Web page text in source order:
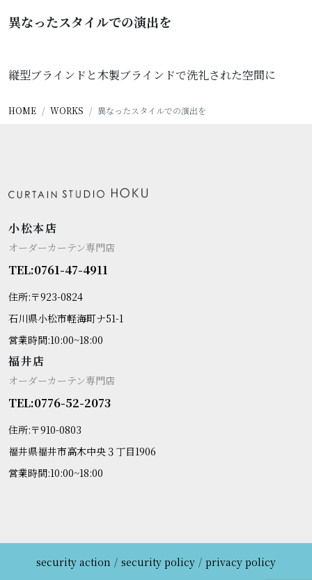
異なったスタイルでの演出を
縦型ブラインドと木製ブラインドで洗礼された空間に
HOME WORKS 異なったスタイルでの演出を
小松本店
オーダーカーテン専門店
TEL:0761-47-4911
住所:〒923-0824
石川県小松市軽海町ナ51-1
営業時間:10:00~18:00
福井店
オーダーカーテン専門店
TEL:0776-52-2073
住所:〒910-0803
福井県福井市高木中央３丁目1906
営業時間:10:00~18:00
security action security policy privacy policy